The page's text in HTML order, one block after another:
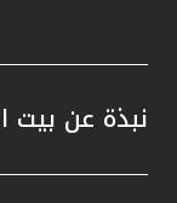
نبذة عن بيت